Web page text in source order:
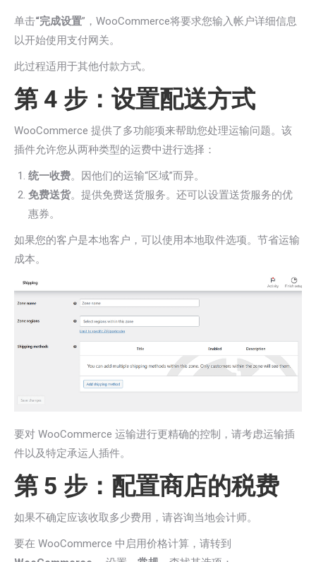
单击“完成设置”，WooCommerce将要求您输入帐户详细信息
以开始使用支付网关。
此过程适用于其他付款方式。
第 4 步：设置配送方式
WooCommerce 提供了多功能项来帮助您处理运输问题。该
插件允许您从两种类型的运费中进行选择：
统一收费。因他们的运输“区域”而异。
免费送货。提供免费送货服务。还可以设置送货服务的优
惠券。
如果您的客户是本地客户，可以使用本地取件选项。节省运输
成本。
要对 WooCommerce 运输进行更精确的控制，请考虑运输插
件以及特定承运人插件。
第 5 步：配置商店的税费
如果不确定应该收取多少费用，请咨询当地会计师。
要在 WooCommerce 中启用价格计算，请转到